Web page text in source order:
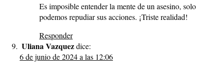
Es imposible entender la mente de un asesino, solo
podemos repudiar sus acciones. ¡Triste realidad!
Responder
Uliana Vazquezdice:
6 de junio de 2024 a las 12:06